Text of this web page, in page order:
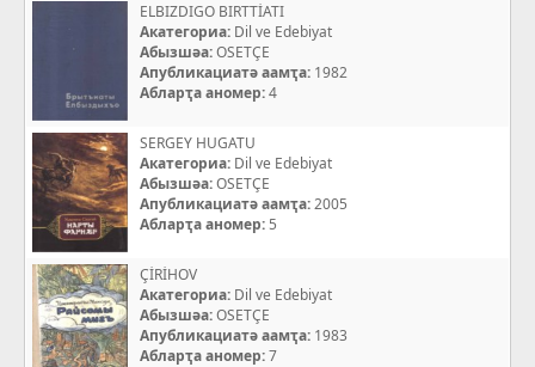
ELBIZDIGO BIRTTİATI
Акатегориа: Dil ve Edebiyat
Абызшәа:OSETÇE
Апубликациатә аамҭа: 1982
Абларҭа аномер:4
SERGEY HUGATU
Акатегориа: Dil ve Edebiyat
Абызшәа:OSETÇE
Апубликациатә аамҭа:2005
Абларҭа аномер: 5
ÇİRİHOV
Акатегориа: Dil ve Edebiyat
Абызшәа:OSETÇE
Апубликациатә аамҭа: 1983
Абларҭа аномер:7